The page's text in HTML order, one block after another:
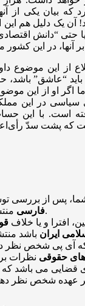
آن یک دلیل هم
یا حتی “دانش
از این
باید “عاشق”
اگر او از این
سیاسی در این
است. با این
پس از بررسی
فارسیمنتشر خواهد شد.
افترا و یا خلاف
ایران
که آی پی شخص نظر
حقوقی نظرات
قضایی می باشد